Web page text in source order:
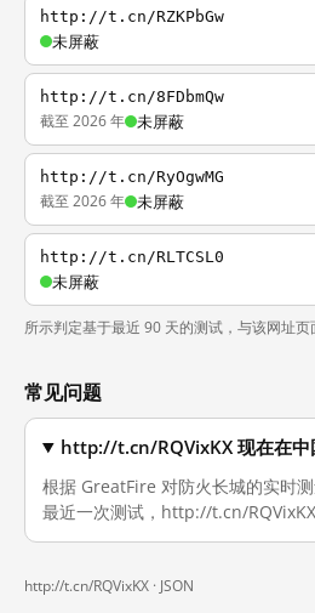
http://t.cn/RZKPbGw
未屏蔽
http://t.cn/8FDbmQw
截至 2026 年 未屏蔽
http://t.cn/RyOgwMG
截至 2026 年 未屏蔽
http://t.cn/RLTCSL0
未屏蔽
所示判定基于最近 90 天的测试，与该网址页
常见问题
http://t.cn/RQVixKX 现在在中
根据 GreatFire 对防火长城的实时
最近一次测试，http://t.cn/RQVixKX
http://t.cn/RQVixKX · JSON